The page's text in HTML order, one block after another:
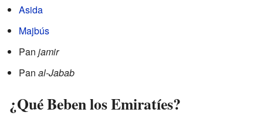
Asida
Majbús
Pan jamir
Pan al-Jabab
¿Qué Beben los Emiratíes?